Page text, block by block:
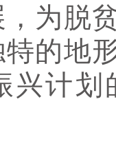
为脱
的地
兴计